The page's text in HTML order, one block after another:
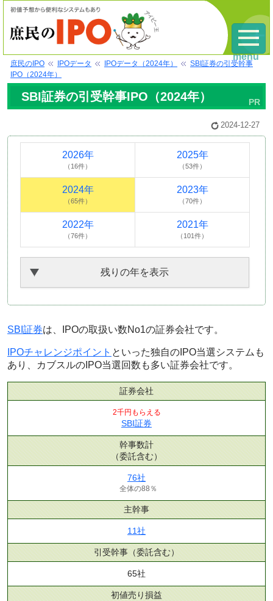
庶民のIPO IPOデータ IPOデータ（2024年）
SBI証券の引受幹事
IPO（2024年）
SBI証券の引受幹事IPO（2024年）
2024-12-27
2026年
（16件）
2025年
（53件）
2024年
（65件）
2023年
（70件）
2022年
（76件）
2021年
（101件）
残りの年を表示
SBI証券は、IPOの取扱い数No1の証券会社です。
IPOチャレンジポイント といった独自のIPO当選システムも
あり、カブスルのIPO当選回数も多い証券会社です。
証券会社
2千円もらえる
SBI証券
幹事数計
（委託含む）
76社
全体の88％
主幹事
11社
引受幹事 （委託含む）
65社
初値売り損益
menu